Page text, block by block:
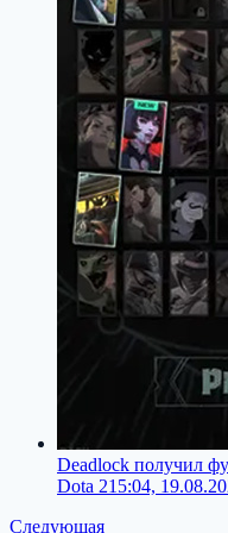
Deadlock получил
Dota 215:04,
Следующая